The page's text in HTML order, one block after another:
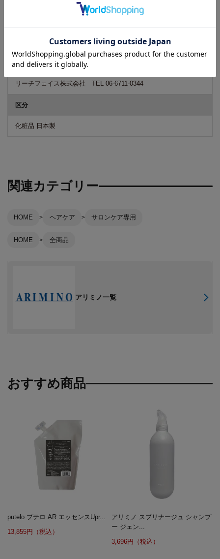
います。そのため、一時的に新旧デザインが混在する場合もござ
います。予めご了承くださいますようお願いいたします。
広告文責
リーチフェイス株式会社 TEL 06-6711-0344
区分
化粧品 日本製
関連カテゴリー
HOME ヘアケア サロンケア専用
HOME 全商品
アリミノ一覧
おすすめ商品
putelo プテロ AR エッセンスUpr...
13,855円（税込）
アリミノ スプリナージュ シャンプ
ー ジェン...
3,696円（税込）